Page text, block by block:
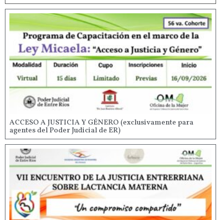
ACCESO A JUSTICIA Y GÉNERO (exclusivamente para
agentes del Poder Judicial de ER)